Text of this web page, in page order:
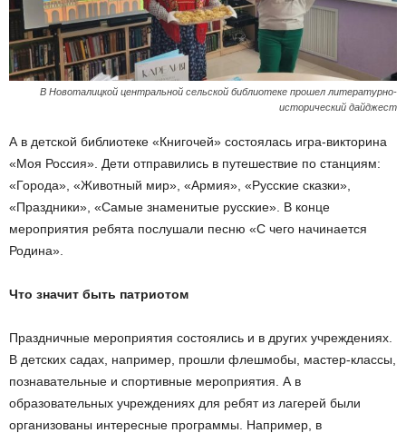
В Новоталицкой центральной сельской библиотеке прошел литературно-
исторический дайджест
А в детской библиотеке «Книгочей» состоялась игра-викторина
«Моя Россия». Дети отправились в путешествие по станциям:
«Города», «Животный мир», «Армия», «Русские сказки»,
«Праздники», «Самые знаменитые русские». В конце
мероприятия ребята послушали песню «С чего начинается
Родина».
Что значит быть патриотом
Праздничные мероприятия состоялись и в других учреждениях.
В детских садах, например, прошли флешмобы, мастер-классы,
познавательные и спортивные мероприятия. А в
образовательных учреждениях для ребят из лагерей были
организованы интересные программы. Например, в